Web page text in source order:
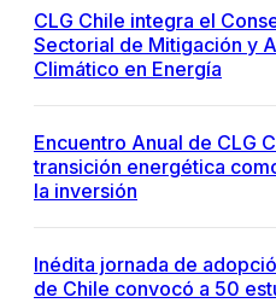
CLG Chile integra el
Sectorial de Mitigación y
Climático en Energía
Encuentro Anual de CLG
transición energética
la inversión
Inédita jornada de
de Chile convocó a 50